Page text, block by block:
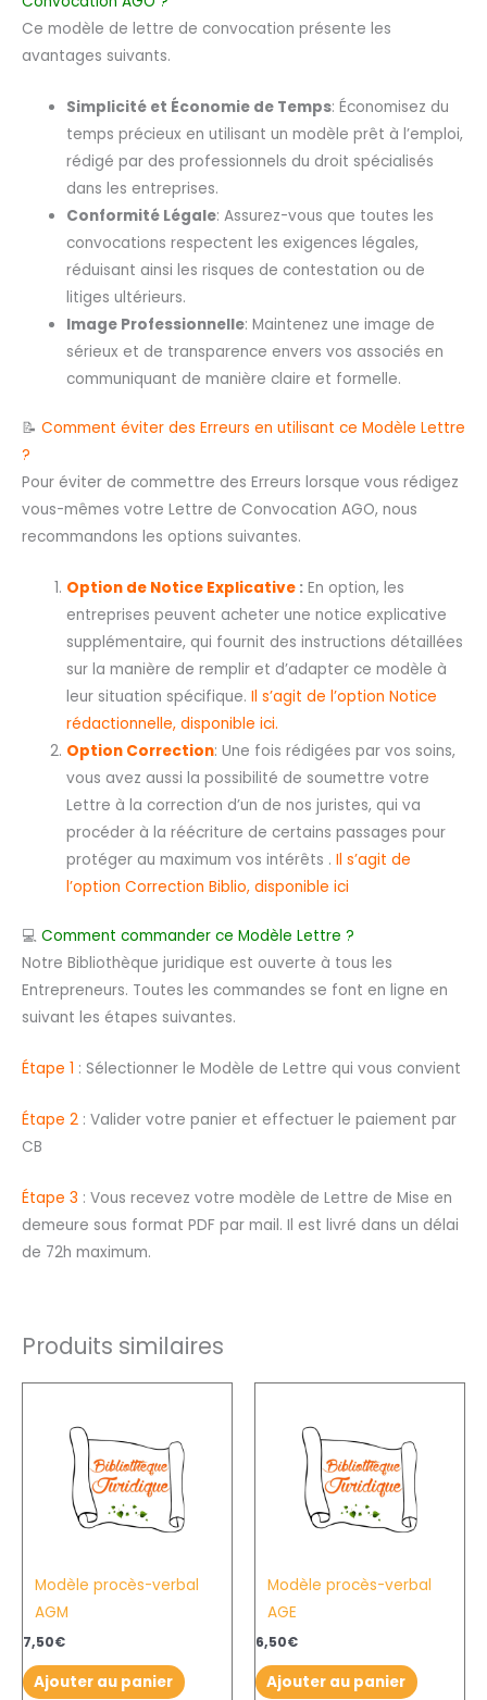
Ce modèle de lettre de convocation présente les
avantages suivants.
Simplicité et Économie de Temps: Économisez du
temps précieux en utilisant un modèle prêt à l’emploi,
rédigé par des professionnels du droit spécialisés
dans les entreprises.
Conformité Légale: Assurez-vous que toutes les
convocations respectent les exigences légales,
réduisant ainsi les risques de contestation ou de
litiges ultérieurs.
Image Professionnelle: Maintenez une image de
sérieux et de transparence envers vos associés en
communiquant de manière claire et formelle.
📝 Comment éviter des Erreurs en utilisant ce Modèle Lettre
?
Pour éviter de commettre des Erreurs lorsque vous rédigez
vous-mêmes votre Lettre de Convocation AGO, nous
recommandons les options suivantes.
Option de Notice Explicative : En option, les
entreprises peuvent acheter une notice explicative
supplémentaire, qui fournit des instructions détaillées
sur la manière de remplir et d’adapter ce modèle à
leur situation spécifique.Il s’agit de l’option Notice
rédactionnelle, disponible ici.
Option Correction: Une fois rédigées par vos soins,
vous avez aussi la possibilité de soumettre votre
Lettre à la correction d’un de nos juristes, qui va
procéder à la réécriture de certains passages pour
protéger au maximum vos intérêts .Il s’agit de
l’option Correction Biblio, disponible ici
💻 Comment commander ce Modèle Lettre ?
Notre Bibliothèque juridique est ouverte à tous les
Entrepreneurs. Toutes les commandes se font en ligne en
suivant les étapes suivantes.
Étape 1 : Sélectionner le Modèle de Lettre qui vous convient
Étape 2 : Valider votre panier et effectuer le paiement par
CB
Étape 3 : Vous recevez votre modèle de Lettre de Mise en
demeure sous format PDF par mail. Il est livré dans un délai
de 72h maximum.
Produits similaires
Modèle procès-verbal
AGM
7,50€
Ajouter au panier
Modèle procès-verbal
AGE
6,50€
Ajouter au panier